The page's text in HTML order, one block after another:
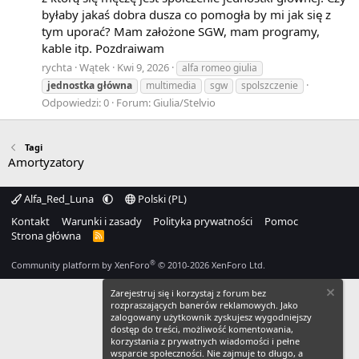
byłaby jakaś dobra dusza co pomogła by mi jak się z
tym uporać? Mam założone SGW, mam programy,
kable itp. Pozdraiwam
rychta Wątek Kwi 9, 2026
alfa romeo giulia
jednostkagłówna multimedia sgw spolszczenie
Odpowiedzi: 0 Forum: Giulia/Stelvio
Tagi
Amortyzatory
Alfa_Red_Luna
Polski (PL)
Kontakt
Warunki i zasady Polityka prywatności
Pomoc
Strona główna
R
Community platform by XenForo® © 2010-2026 XenForo Ltd.
Zarejestruj się i korzystaj z forum bez
rozpraszających banerów reklamowych. Jako
zalogowany użytkownik zyskujesz wygodniejszy
dostęp do treści, możliwość komentowania,
korzystania z prywatnych wiadomości i pełne
wsparcie społeczności. Nie zajmuje to długo, a